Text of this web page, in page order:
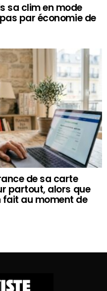
sa clim en mode
par économie de
de sa carte
partout, alors que
fait au moment de